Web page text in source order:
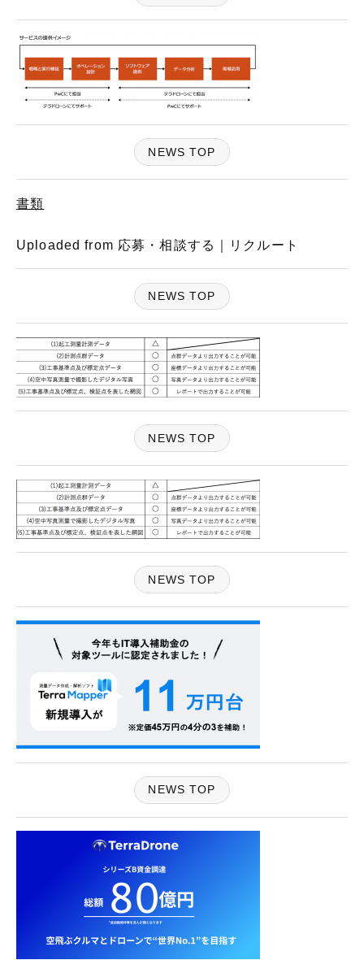
NEWS TOP
書類
Uploaded from 応募・相談する｜リクルート
NEWS TOP
NEWS TOP
NEWS TOP
NEWS TOP